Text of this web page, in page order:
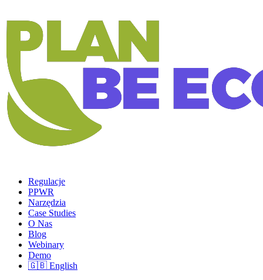
Regulacje
PPWR
Narzędzia
Case Studies
O Nas
Blog
Webinary
Demo
🇬🇧 English